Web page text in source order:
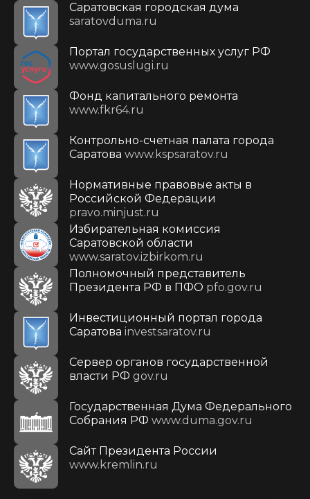
Саратовская городская дума
saratovduma.ru
Портал государственных услуг РФ
www.gosuslugi.ru
Фонд капитального ремонта
www.fkr64.ru
Контрольно-счетная палата города
Саратова www.kspsaratov.ru
Нормативные правовые акты в
Российской Федерации
pravo.minjust.ru
Избирательная комиссия
Саратовской области
www.saratov.izbirkom.ru
Полномочный представитель
Президента РФ в ПФО pfo.gov.ru
Инвестиционный портал города
Саратова investsaratov.ru
Сервер органов государственной
власти РФ gov.ru
Государственная Дума Федерального
Собрания РФ www.duma.gov.ru
Cайт Президента России
www.kremlin.ru